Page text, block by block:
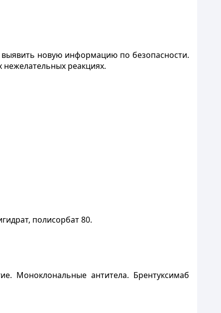
новую информацию по безопасности.
реакциях.
полисорбат 80.
Моноклональные антитела. Брентуксимаб